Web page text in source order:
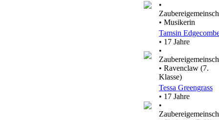
•
• Musikerin
Tamsin
• 17 Jahre
•
• Ravenclaw (7.
Klasse)
Tessa Greengrass
• 17 Jahre
•